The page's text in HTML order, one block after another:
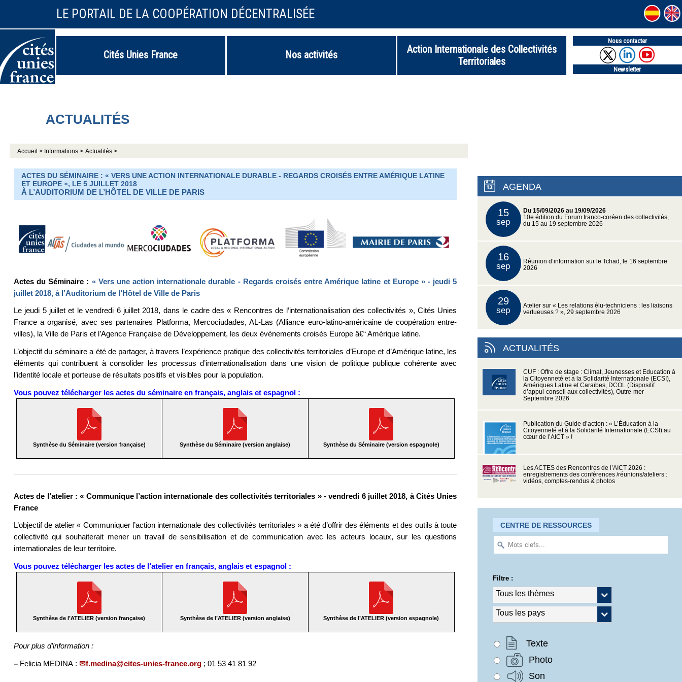
LE PORTAIL DE LA COOPÉRATION DÉCENTRALISÉE
Cités Unies France Nos activités
Action Internationale des Collectivités
Territoriales
Nous contacter
Newsletter
ACTUALITÉS
Accueil > Informations > Actualités >
ACTES DU SÉMINAIRE : « VERS UNE ACTION INTERNATIONALE DURABLE - REGARDS CROISÉS ENTRE AMÉRIQUE LATINE
ET EUROPE », LE 5 JUILLET 2018
À L’AUDITORIUM DE L’HÔTEL DE VILLE DE PARIS
Actes du Séminaire : « Vers une action internationale durable - Regards croisés entre Amérique latine et Europe » - jeudi 5
juillet 2018, à l’Auditorium de l’Hôtel de Ville de Paris
Le jeudi 5 juillet et le vendredi 6 juillet 2018, dans le cadre des « Rencontres de l’internationalisation des collectivités », Cités Unies
France a organisé, avec ses partenaires Platforma, Mercociudades, AL-Las (Alliance euro-latino-américaine de coopération entre-
villes), la Ville de Paris et l’Agence Française de Développement, les deux évènements croisés Europe â€“ Amérique latine.
L’objectif du séminaire a été de partager, à travers l’expérience pratique des collectivités territoriales d’Europe et d’Amérique latine, les
éléments qui contribuent à consolider les processus d’internationalisation dans une vision de politique publique cohérente avec
l’identité locale et porteuse de résultats positifs et visibles pour la population.
Vous pouvez télécharger les actes du séminaire en français, anglais et espagnol :
Synthèse du Séminaire (version française) Synthèse du Séminaire (version anglaise) Synthèse du Séminaire (version espagnole)
Actes de l’atelier : « Communique l’action internationale des collectivités territoriales » - vendredi 6 juillet 2018, à Cités Unies
France
L’objectif de atelier « Communiquer l’action internationale des collectivités territoriales » a été d’offrir des éléments et des outils à toute
collectivité qui souhaiterait mener un travail de sensibilisation et de communication avec les acteurs locaux, sur les questions
internationales de leur territoire.
Vous pouvez télécharger les actes de l’atelier en français, anglais et espagnol :
Synthèse de l’ATELIER (version française) Synthèse de l’ATELIER (version anglaise) Synthèse de l’ATELIER (version espagnole)
Pour plus d’information :
–Felicia MEDINA : f.medina@cites-unies-france.org; 01 53 41 81 92
AGENDA
15
sep
Du 15/09/2026 au 19/09/2026
10e édition du Forum franco-coréen des collectivités,
du 15 au 19 septembre 2026
16
sep
Réunion d’information sur le Tchad, le 16 septembre
2026
29
sep
Atelier sur « Les relations élu-techniciens : les liaisons
vertueuses ? », 29 septembre 2026
ACTUALITÉS
CUF : Offre de stage : Climat, Jeunesses et Education à
la Citoyenneté et à la Solidarité Internationale (ECSI),
Amériques Latine et Caraïbes, DCOL (Dispositif
d’appui-conseil aux collectivités), Outre-mer -
Septembre 2026
Publication du Guide d’action : « L’Éducation à la
Citoyenneté et à la Solidarité Internationale (ECSI) au
cœur de l’AICT » !
Les ACTES des Rencontres de l’AICT 2026 :
enregistrements des conférences /réunions/ateliers :
vidéos, comptes-rendus & photos
CENTRE DE RESSOURCES
Filtre :
Texte
Photo
Son